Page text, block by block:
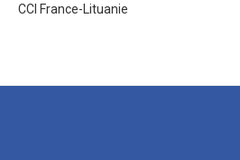
CCI France-Lituanie